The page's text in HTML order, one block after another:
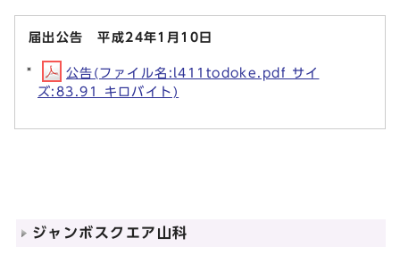
届出公告 平成24年1月10日
公告(ファイル名:l411todoke.pdf サイ
ズ:83.91 キロバイト)
ジャンボスクエア山科